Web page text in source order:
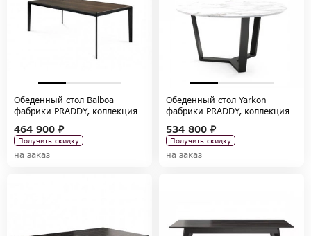
Обеденный стол Balboa
фабрики PRADDY, коллекция
464 900 ₽
Получить скидку
на заказ
Обеденный стол Yarkon
фабрики PRADDY, коллекция
534 800 ₽
Получить скидку
на заказ